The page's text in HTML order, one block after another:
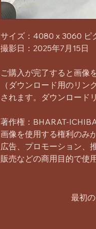
サイズ：4080 x 3060 ピ
撮影日：2025年7月15日
ご購入が完了すると画像
（ダウンロード用のリ
されます。ダウンロード
著作権：BHARAT-
画像を使用する権利のみ
広告、プロモーション、
販売などの商用目的で使
最初